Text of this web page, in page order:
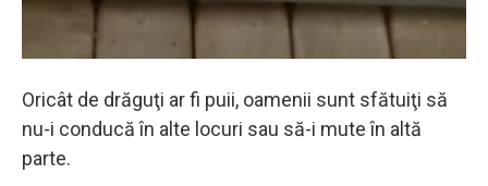
Oricât de drăguţi ar fi puii, oamenii sunt sfătuiţi să
nu-i conducă în alte locuri sau să-i mute în altă
parte.